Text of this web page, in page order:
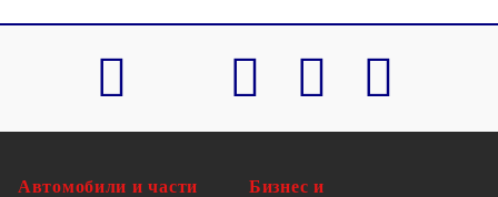
Автомобили и части
Бизнес и